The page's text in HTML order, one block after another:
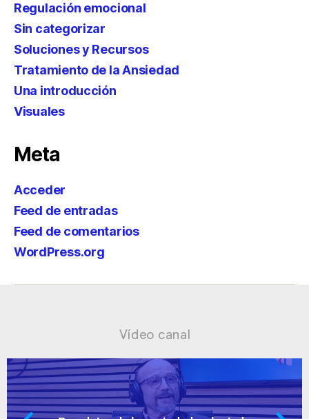
Regulación emocional
Sin categorizar
Soluciones y Recursos
Tratamiento de la Ansiedad
Una introducción
Visuales
Meta
Acceder
Feed de entradas
Feed de comentarios
WordPress.org
Vídeo canal